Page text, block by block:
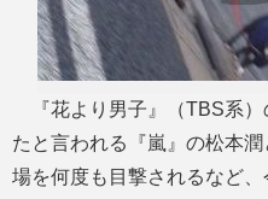
『花より男子』（TBS系）
たと言われる『嵐』の松本
場を何度も目撃されるなど